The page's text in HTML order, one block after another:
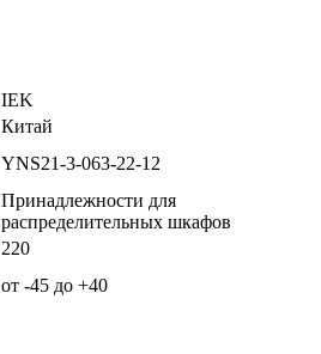
IEK
Китай
YNS21-3-063-22-12
Принадлежности для
распределительных шкафов
220
от -45 до +40